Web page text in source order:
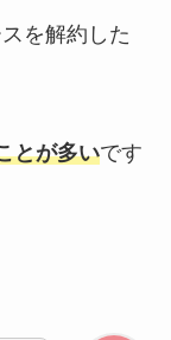
を解約した
とが多いです